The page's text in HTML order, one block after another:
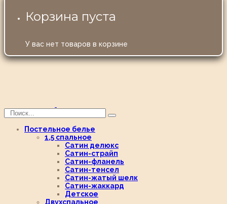
Корзина пуста
У вас нет товаров в корзине
Постельное белье
1,5 спальное
Сатин делюкс
Сатин-страйп
Сатин-фланель
Сатин-тенсел
Сатин-жатый шелк
Сатин-жаккард
Детское
Двухспальное